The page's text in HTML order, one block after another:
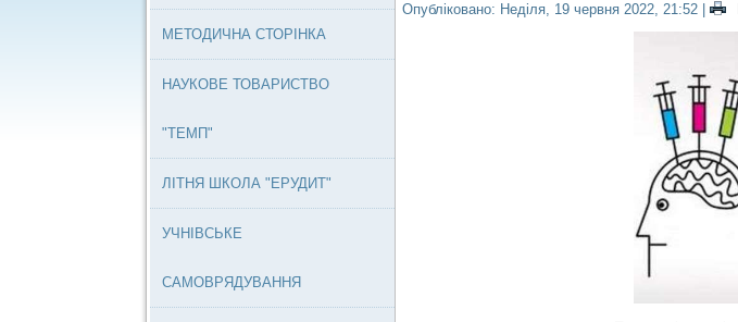
МЕТОДИЧНА СТОРІНКА
НАУКОВЕ ТОВАРИСТВО
"ТЕМП"
ЛІТНЯ ШКОЛА "ЕРУДИТ"
УЧНІВСЬКЕ
САМОВРЯДУВАННЯ
Опубліковано: Неділя, 19 червня 2022, 21:52 |